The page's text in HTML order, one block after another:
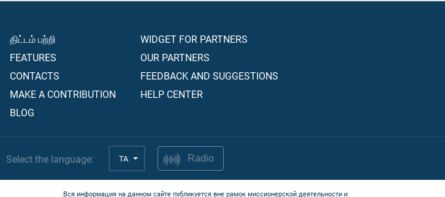
திட்டம் பற்றி
FEATURES
CONTACTS
MAKE A CONTRIBUTION
BLOG
WIDGET FOR PARTNERS
OUR PARTNERS
FEEDBACK AND SUGGESTIONS
HELP CENTER
Select the language: TA Radio
Вся информация на данном сайте публикуется вне рамок миссионерской деятельности и